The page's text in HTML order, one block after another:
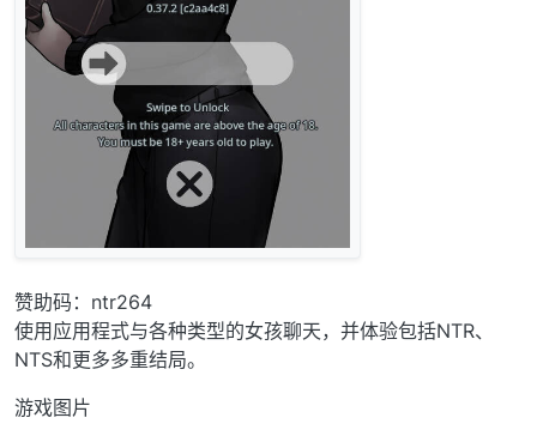
赞助码：ntr264
使用应用程式与各种类型的女孩聊天，并体验包括NTR、
NTS和更多多重结局。
游戏图片